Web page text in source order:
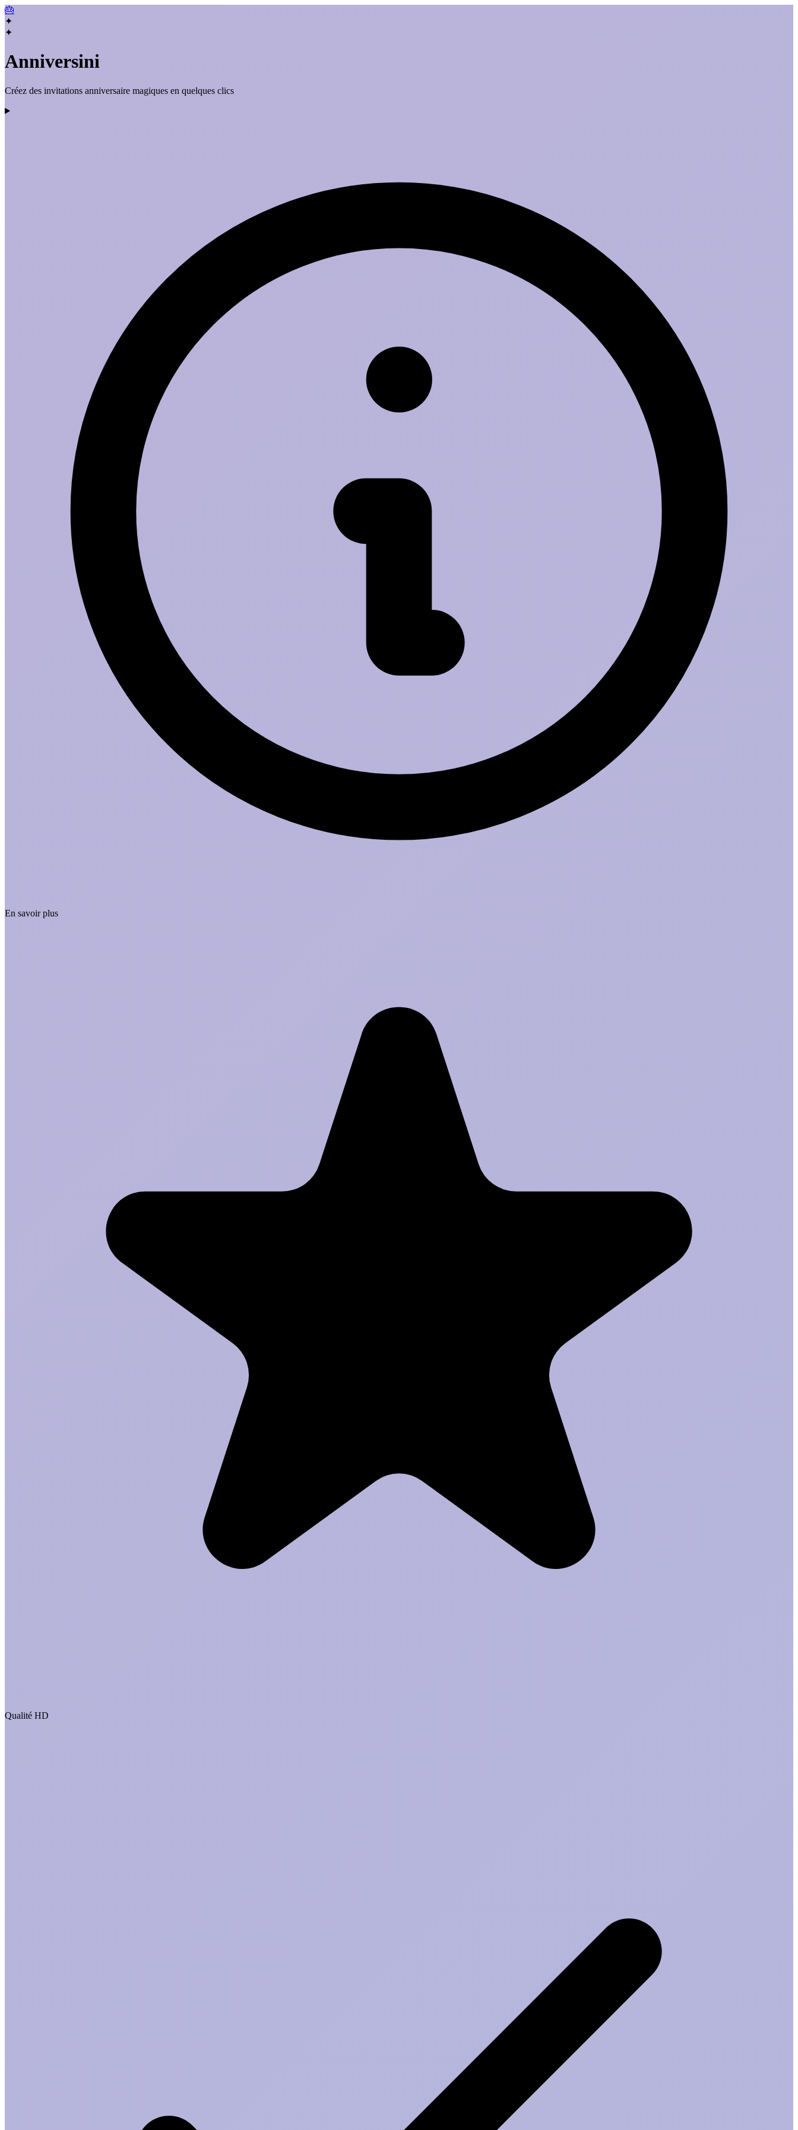
🎂
✦
✦
Anniversini
Créez des invitations anniversaire magiques en quelques clics
En savoir plus
Qualité HD